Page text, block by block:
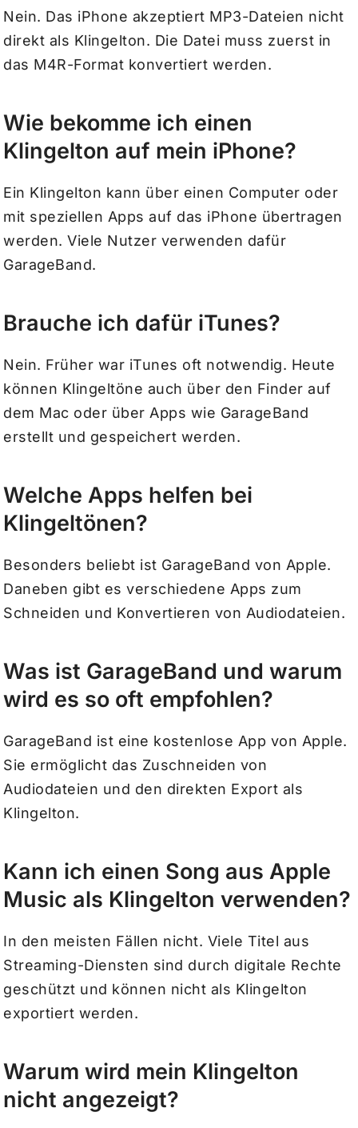
Nein. Das iPhone akzeptiert MP3-Dateien nicht
direkt als Klingelton. Die Datei muss zuerst in
das M4R-Format konvertiert werden.
Wie bekomme ich einen
Klingelton auf mein iPhone?
Ein Klingelton kann über einen Computer oder
mit speziellen Apps auf das iPhone übertragen
werden. Viele Nutzer verwenden dafür
GarageBand.
Brauche ich dafür iTunes?
Nein. Früher war iTunes oft notwendig. Heute
können Klingeltöne auch über den Finder auf
dem Mac oder über Apps wie GarageBand
erstellt und gespeichert werden.
Welche Apps helfen bei
Klingeltönen?
Besonders beliebt ist GarageBand von Apple.
Daneben gibt es verschiedene Apps zum
Schneiden und Konvertieren von Audiodateien.
Was ist GarageBand und warum
wird es so oft empfohlen?
GarageBand ist eine kostenlose App von Apple.
Sie ermöglicht das Zuschneiden von
Audiodateien und den direkten Export als
Klingelton.
Kann ich einen Song aus Apple
Music als Klingelton verwenden?
In den meisten Fällen nicht. Viele Titel aus
Streaming-Diensten sind durch digitale Rechte
geschützt und können nicht als Klingelton
exportiert werden.
Warum wird mein Klingelton
nicht angezeigt?